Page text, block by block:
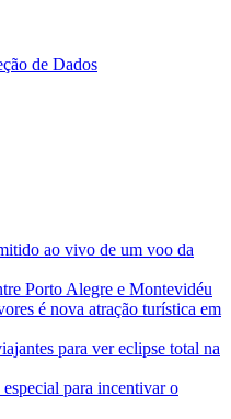
de Dados
ao vivo de um voo da
Porto Alegre e Montevidéu
é nova atração turística em
para ver eclipse total na
para incentivar o